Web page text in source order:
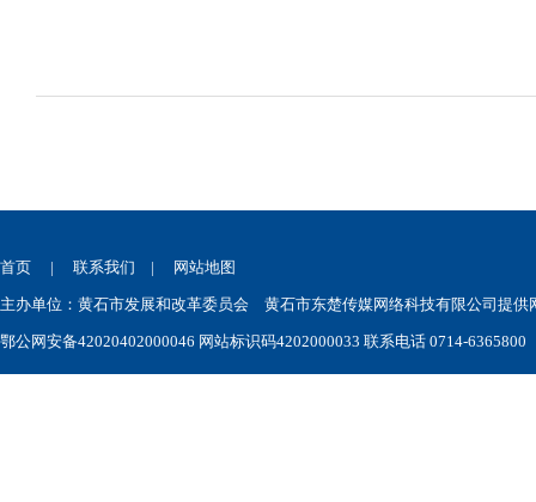
首页 | 联系我们 | 网站地图
主办单位：黄石市发展和改革委员会 黄石市东楚传媒网络科技有限公司提供
鄂公网安备42020402000046 网站标识码4202000033 联系电话 0714-6365800